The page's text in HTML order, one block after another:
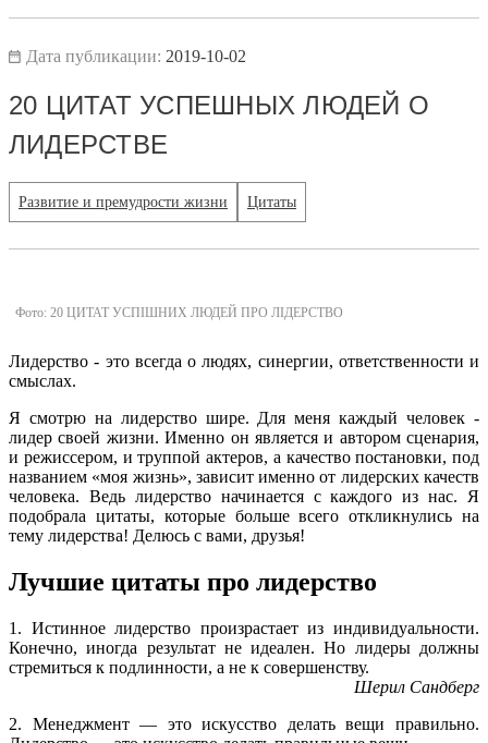
Дата публикации: 2019-10-02
20 ЦИТАТ УСПЕШНЫХ ЛЮДЕЙ О
ЛИДЕРСТВЕ
Развитие и премудрости жизни Цитаты
Фото: 20 ЦИТАТ УСПІШНИХ ЛЮДЕЙ ПРО ЛІДЕРСТВО
Лидерство - это всегда о людях, синергии, ответственности и
смыслах.
Я смотрю на лидерство шире. Для меня каждый человек -
лидер своей жизни. Именно он является и автором сценария,
и режиссером, и труппой актеров, а качество постановки, под
названием «моя жизнь», зависит именно от лидерских качеств
человека. Ведь лидерство начинается с каждого из нас. Я
подобрала цитаты, которые больше всего откликнулись на
тему лидерства! Делюсь с вами, друзья!
Лучшие цитаты про лидерство
1. Истинное лидерство произрастает из индивидуальности.
Конечно, иногда результат не идеален. Но лидеры должны
стремиться к подлинности, а не к совершенству.
Шерил Сандберг
2. Менеджмент — это искусство делать вещи правильно.